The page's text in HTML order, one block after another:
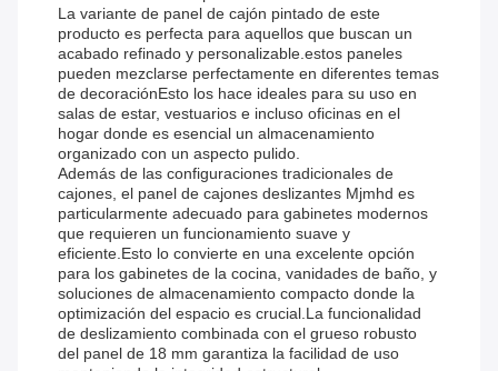
La variante de panel de cajón pintado de este
producto es perfecta para aquellos que buscan un
acabado refinado y personalizable.estos paneles
pueden mezclarse perfectamente en diferentes temas
de decoraciónEsto los hace ideales para su uso en
salas de estar, vestuarios e incluso oficinas en el
hogar donde es esencial un almacenamiento
organizado con un aspecto pulido.
Además de las configuraciones tradicionales de
cajones, el panel de cajones deslizantes Mjmhd es
particularmente adecuado para gabinetes modernos
que requieren un funcionamiento suave y
eficiente.Esto lo convierte en una excelente opción
para los gabinetes de la cocina, vanidades de baño, y
soluciones de almacenamiento compacto donde la
optimización del espacio es crucial.La funcionalidad
de deslizamiento combinada con el grueso robusto
del panel de 18 mm garantiza la facilidad de uso